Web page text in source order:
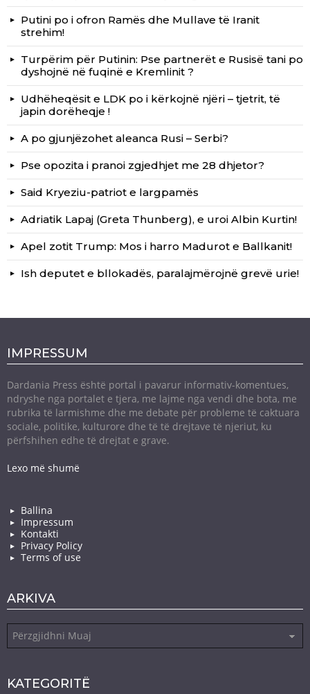
Putini po i ofron Ramës dhe Mullave të Iranit
strehim!
Turpërim për Putinin: Pse partnerët e Rusisë tani po
dyshojnë në fuqinë e Kremlinit ?
Udhëheqësit e LDK po i kërkojnë njëri – tjetrit, të
japin dorëheqje !
A po gjunjëzohet aleanca Rusi – Serbi?
Pse opozita i pranoi zgjedhjet me 28 dhjetor?
Said Kryeziu-patriot e largpamës
Adriatik Lapaj (Greta Thunberg), e uroi Albin Kurtin!
Apel zotit Trump: Mos i harro Madurot e Ballkanit!
Ish deputet e bllokadës, paralajmërojnë grevë urie!
IMPRESSUM
Dardania Press është portal i pavarur informativ-komentues,
ndryshe nga portalet e tjera, me lajme nga vendi dhe bota, me
rubrika të larmishme dhe me debate për probleme të caktuara
sociale, politike, kulturore dhe të të drejtave të njeriut, ku
përfshihen edhe të drejtat e grave.
Lexo më shumë
Ballina
Impressum
Kontakti
Privacy Policy
Terms of use
ARKIVA
KATEGORITË